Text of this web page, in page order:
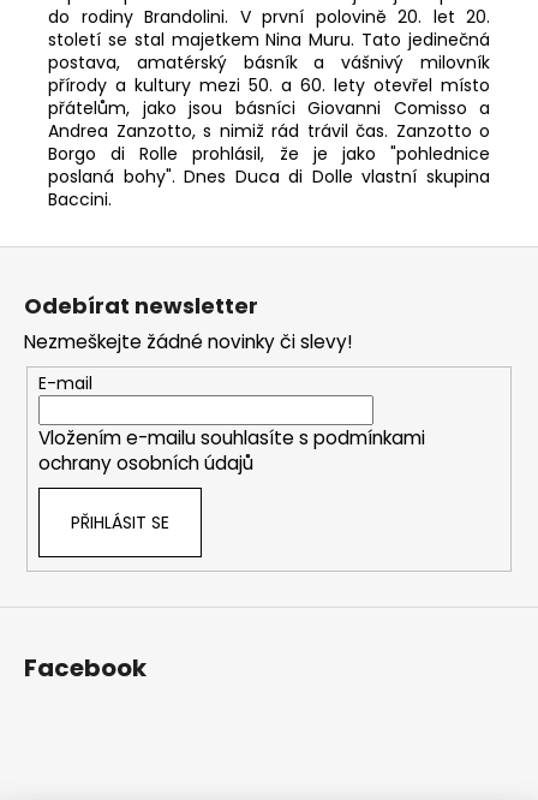
do rodiny Brandolini. V první polovině 20. let 20.
století se stal majetkem Nina Muru. Tato jedinečná
postava, amatérský básník a vášnivý milovník
přírody a kultury mezi 50. a 60. lety otevřel místo
přátelům, jako jsou básníci Giovanni Comisso a
Andrea Zanzotto, s nimiž rád trávil čas. Zanzotto o
Borgo di Rolle prohlásil, že je jako "pohlednice
poslaná bohy". Dnes Duca di Dolle vlastní skupina
Baccini.
Z
Odebírat newsletter
Nezmeškejte žádné novinky či slevy!
E-mail
Vložením e-mailu souhlasíte s podmínkami
ochrany osobních údajů
PŘIHLÁSIT SE
Facebook